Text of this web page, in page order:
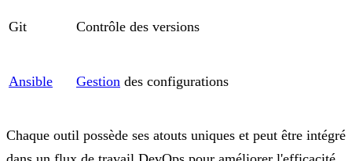
Git Contrôle des versions
Ansible Gestion des configurations
Chaque outil possède ses atouts uniques et peut être intégré